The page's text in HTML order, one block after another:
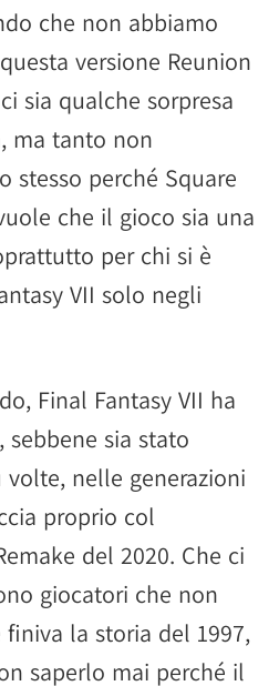
che non abbiamo
versione Reunion
sia qualche sorpresa
ma tanto non
stesso perché Square
che il gioco sia una
per chi si è
VII solo negli
Final Fantasy VII ha
sia stato
nelle generazioni
proprio col
del 2020. Che ci
giocatori che non
la storia del 1997,
saperlo mai perché il